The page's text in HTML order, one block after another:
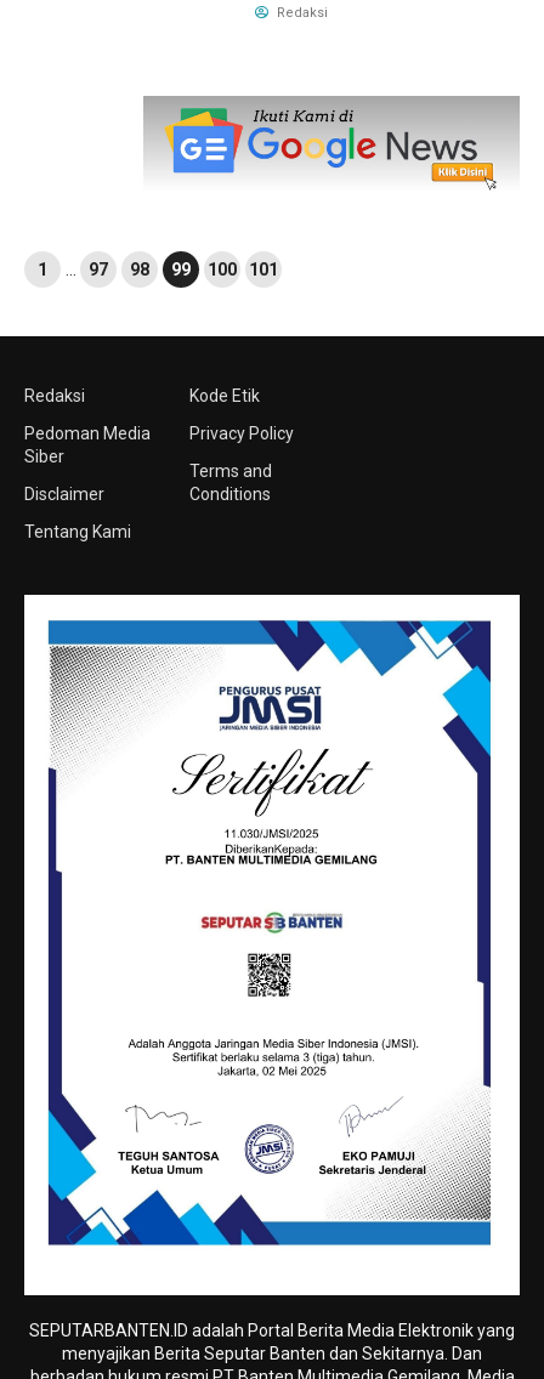
Redaksi
1 97 98 99 100 101
Redaksi
Pedoman Media
Siber
Disclaimer
Tentang Kami
Kode Etik
Privacy Policy
Terms and
Conditions
SEPUTARBANTEN.ID adalah Portal Berita Media Elektronik yang
menyajikan Berita Seputar Banten dan Sekitarnya. Dan